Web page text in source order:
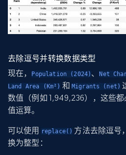
去除逗号并转换数据类型
现在，
Population (2024) 、Net
Land Area (Km²) 和 Migrants (net)
数值（例如 1,949,236），这些
值运算。
可以使用 replace() 方法去除逗号
换为整型：